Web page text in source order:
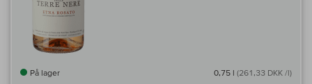
På lager 0,75 l (261,33 DKK /l)